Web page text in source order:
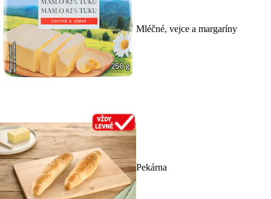
Mléčné, vejce a margaríny
Pekárna